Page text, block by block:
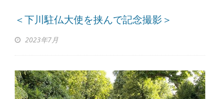
＜下川駐仏大使を挟んで記念撮影＞
2023年7月